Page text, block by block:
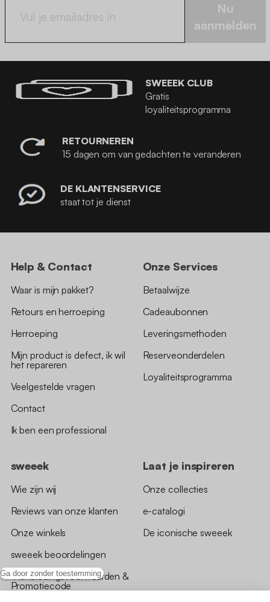
Ga door zonder toestemming
Nu
aanmelden
SWEEEK CLUB
Gratis
loyaliteitsprogramma
RETOURNEREN
15 dagen om van gedachten te veranderen
DE KLANTENSERVICE
staat tot je dienst
Help & Contact
Waar is mijn pakket?
Retours en herroeping
Herroeping
Mijn product is defect, ik wil
het repareren
Veelgestelde vragen
Contact
Ik ben een professional
Onze Services
Betaalwijze
Cadeaubonnen
Leveringsmethoden
Reserveonderdelen
Loyaliteitsprogramma
sweeek
Wie zijn wij
Reviews van onze klanten
Onze winkels
sweeek beoordelingen
*Aanbiedingsvoorwaarden &
Promotiecode
Laat je inspireren
Onze collecties
e-catalogi
De iconische sweeek